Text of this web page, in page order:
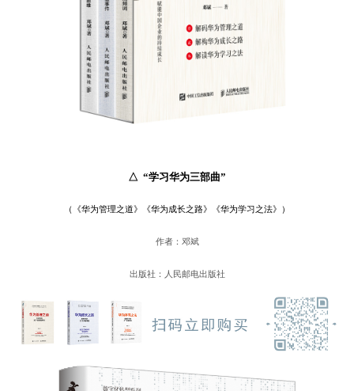
△ “学习华为三部曲”
（《华为管理之道》《华为成长之路》《华为学习之法》）
作者：邓斌
出版社：人民邮电出版社